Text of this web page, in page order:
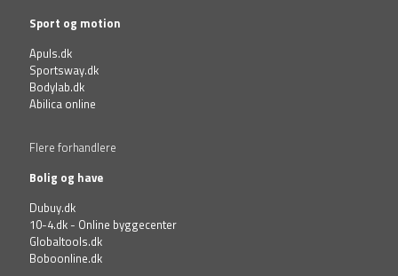
Sport og motion
Apuls.dk
Sportsway.dk
Bodylab.dk
Abilica online
Flere forhandlere
Bolig og have
Dubuy.dk
10-4.dk - Online byggecenter
Globaltools.dk
Boboonline.dk